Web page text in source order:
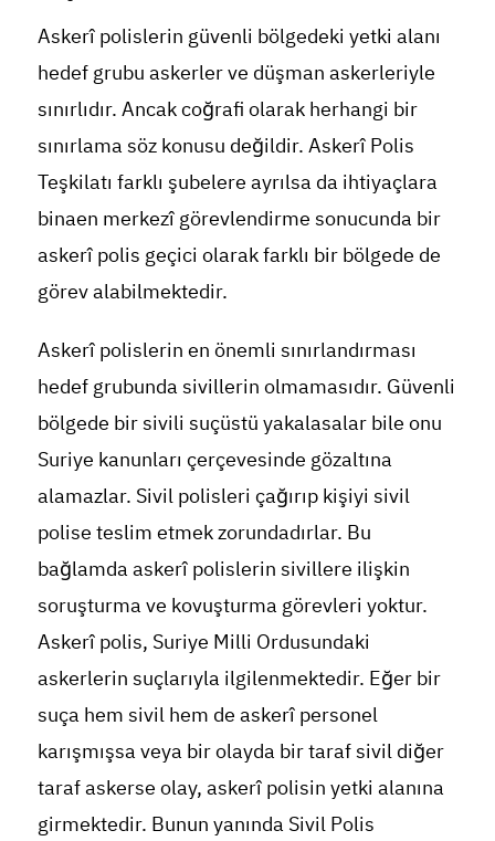
Askerî polislerin güvenli bölgedeki yetki alanı
hedef grubu askerler ve düşman askerleriyle
sınırlıdır. Ancak coğrafi olarak herhangi bir
sınırlama söz konusu değildir. Askerî Polis
Teşkilatı farklı şubelere ayrılsa da ihtiyaçlara
binaen merkezî görevlendirme sonucunda bir
askerî polis geçici olarak farklı bir bölgede de
görev alabilmektedir.
Askerî polislerin en önemli sınırlandırması
hedef grubunda sivillerin olmamasıdır. Güvenli
bölgede bir sivili suçüstü yakalasalar bile onu
Suriye kanunları çerçevesinde gözaltına
alamazlar. Sivil polisleri çağırıp kişiyi sivil
polise teslim etmek zorundadırlar. Bu
bağlamda askerî polislerin sivillere ilişkin
soruşturma ve kovuşturma görevleri yoktur.
Askerî polis, Suriye Milli Ordusundaki
askerlerin suçlarıyla ilgilenmektedir. Eğer bir
suça hem sivil hem de askerî personel
karışmışsa veya bir olayda bir taraf sivil diğer
taraf askerse olay, askerî polisin yetki alanına
girmektedir. Bunun yanında Sivil Polis